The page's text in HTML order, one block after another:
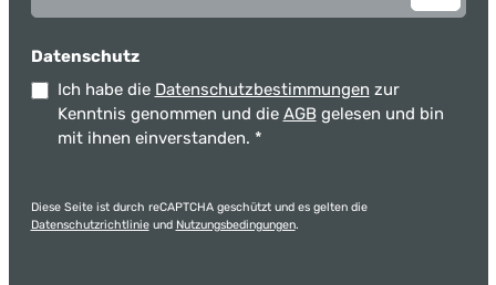
Datenschutz
Ich habe die Datenschutzbestimmungen zur
Kenntnis genommen und die AGB gelesen und bin
mit ihnen einverstanden. *
Diese Seite ist durch reCAPTCHA geschützt und es gelten die
Datenschutzrichtlinieund Nutzungsbedingungen.